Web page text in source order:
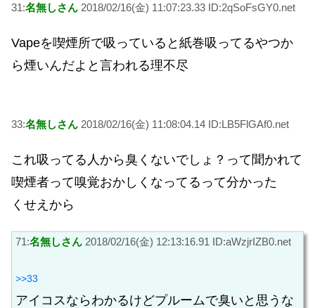
31:名無しさん 2018/02/16(金) 11:07:23.33 ID:2qSoFsGY0.net
Vapeを喫煙所で吸っていると紙巻吸ってるやつか
ら煙いんだよと言われる理不尽
33:名無しさん 2018/02/16(金) 11:08:04.14 ID:LB5FlGAf0.net
これ吸ってる人から臭くないでしょ？って聞かれて
喫煙者って嗅覚おかしくなってるって分かった
くせえから
71:名無しさん 2018/02/16(金) 12:13:16.91 ID:aWzjrIZB0.net
>>33
アイコスならわかるけどプルームで臭いと思うな